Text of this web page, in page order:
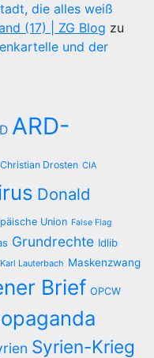
die alles weiß
(17) | ZG Blog zu
und der
ARD-
Christian Drosten CIA
Donald
Union False Flag
Grundrechte Idlib
Karl Lauterbach Maskenzwang
Brief OPCW
Syrien-Krieg